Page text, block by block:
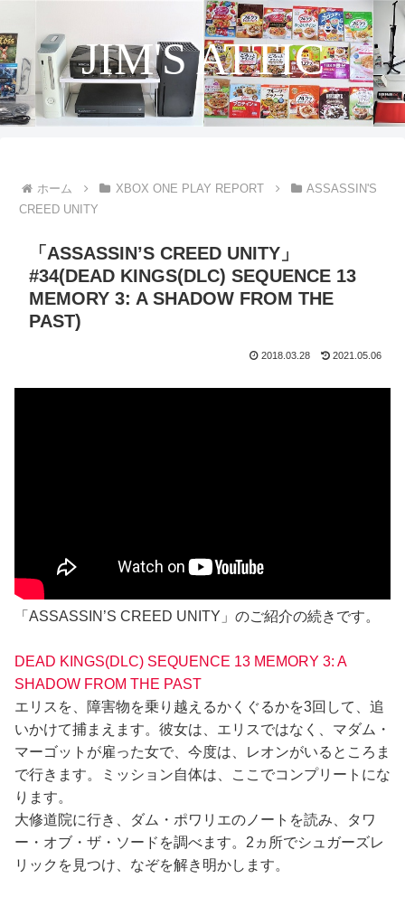
JIM'S ATTIC
ホーム XBOX ONE PLAY REPORT
ASSASSIN'S
CREED UNITY
「ASSASSIN’S CREED UNITY」
#34(DEAD KINGS(DLC) SEQUENCE 13
MEMORY 3: A SHADOW FROM THE
PAST)
2018.03.28 2021.05.06
「ASSASSIN’S CREED UNITY」のご紹介の続きです。
DEAD KINGS(DLC) SEQUENCE 13 MEMORY 3: A
SHADOW FROM THE PAST
エリスを、障害物を乗り越えるかくぐるかを3回して、追
いかけて捕まえます。彼女は、エリスではなく、マダム・
マーゴットが雇った女で、今度は、レオンがいるところま
で行きます。ミッション自体は、ここでコンプリートにな
ります。
大修道院に行き、ダム・ポワリエのノートを読み、タワ
ー・オブ・ザ・ソードを調べます。2ヵ所でシュガーズレ
リックを見つけ、なぞを解き明かします。